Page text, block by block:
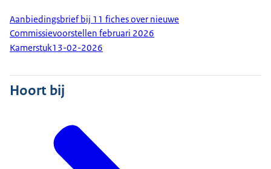
Aanbiedingsbrief bij 11 fiches over nieuwe
Commissievoorstellen februari 2026
Kamerstuk13-02-2026
Hoort bij